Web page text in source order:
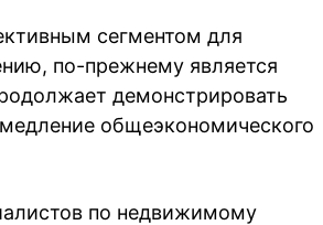
сегментом для
по-прежнему является
демонстрировать
общеэкономического
по недвижимому